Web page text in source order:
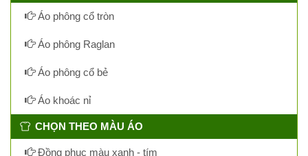
Áo phông cổ tròn
Áo phông Raglan
Áo phông cổ bẻ
Áo khoác nỉ
CHỌN THEO MÀU ÁO
Đồng phục màu xanh - tím